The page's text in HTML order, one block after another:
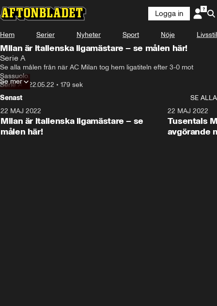
Logga in
Hem Serier Nyheter Sport Nöje Livsstil
Milan är italienska ligamästare – se målen här!
Serie A
Se alla målen från när AC Milan tog hem ligatiteln efter 3-0 mot
Sassuolo.
Serie A • 22.05.22 • 179 sek
Se mer
Senast
SE ALLA
22 MAJ 2022
Milan är italienska ligamästare – se
målen här!
22 MAJ 2022
Tusentals
avgörande